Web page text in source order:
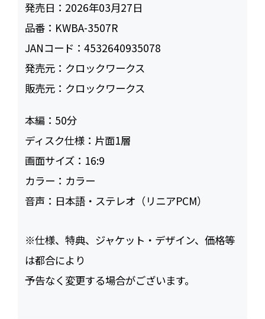
発売日： 2026年03月27日
品番： KWBA-3507R
JANコード：4532640935078
発売元： クロックワークス
販売元： クロックワークス
本編： 50
ディスク仕様： 片面1層
画面サイズ： 16:9
カラー： カラー
音声： 日本語・ステレオ（リニアPCM）
※仕様、特典、ジャケット・デザイン、価格等
は都合により
予告なく変更する場合がございます。